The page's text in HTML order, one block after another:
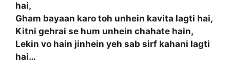
hai,
Gham bayaan karo toh unhein kavita lagti hai,
Kitni gehrai se hum unhein chahate hain,
Lekin vo hain jinhein yeh sab sirf kahani lagti
hai…